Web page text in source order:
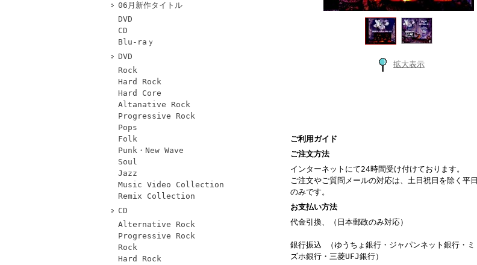
06月新作タイトル
DVD
CD
Blu-raｙ
DVD
Rock
Hard Rock
Hard Core
Altanative Rock
Progressive Rock
Pops
Folk
Punk・New Wave
Soul
Jazz
Music Video Collection
Remix Collection
CD
Alternative Rock
Progressive Rock
Rock
Hard Rock
拡大表示
ご利用ガイド
ご注文方法
インターネットにて24時間受け付けております。
ご注文やご質問メールの対応は、土日祝日を除く平日
のみです。
お支払い方法
代金引換、（日本郵政のみ対応）
銀行振込 （ゆうちょ銀行・ジャパンネット銀行・ミ
ズホ銀行・三菱UFJ銀行）